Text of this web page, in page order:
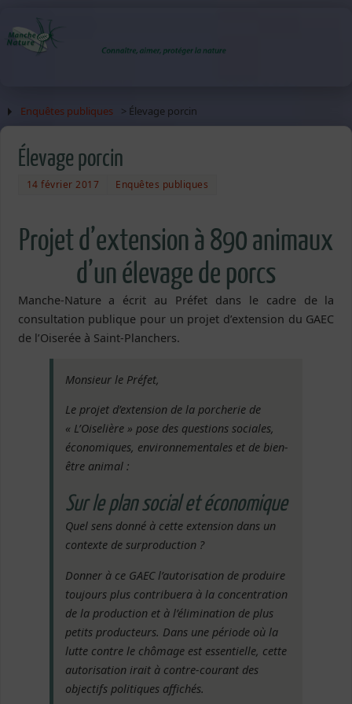
Enquêtes publiques > Élevage porcin
Élevage porcin
14 février 2017 Enquêtes publiques
Projet d’extension à 890 animaux
d’un élevage de porcs
Manche-Nature a écrit au Préfet dans le cadre de la
consultation publique pour un projet d’extension du GAEC
de l’Oiserée à Saint-Planchers.
Monsieur le Préfet,
Le projet d’extension de la porcherie de
« L’Oiselière » pose des questions sociales,
économiques, environnementales et de bien-
être animal :
Sur le plan social et économique
Quel sens donné à cette extension dans un
contexte de surproduction ?
Donner à ce GAEC l’autorisation de produire
toujours plus contribuera à la concentration
de la production et à l’élimination de plus
petits producteurs. Dans une période où la
lutte contre le chômage est essentielle, cette
autorisation irait à contre-courant des
objectifs politiques affichés.